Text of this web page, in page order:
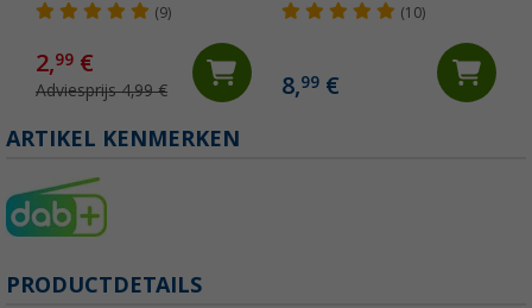
(9)
2,99 €
Adviesprijs 4,99 €
(10)
8,99€
ARTIKEL KENMERKEN
PRODUCTDETAILS